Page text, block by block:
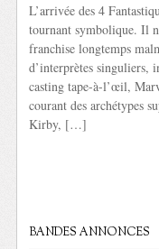
L’arrivée des 4
tournant symbolique. Il
franchise longtemps
d’interprètes singuliers,
casting tape-à-l’œil,
courant des archétypes
Kirby, […]
BANDES ANNONCES